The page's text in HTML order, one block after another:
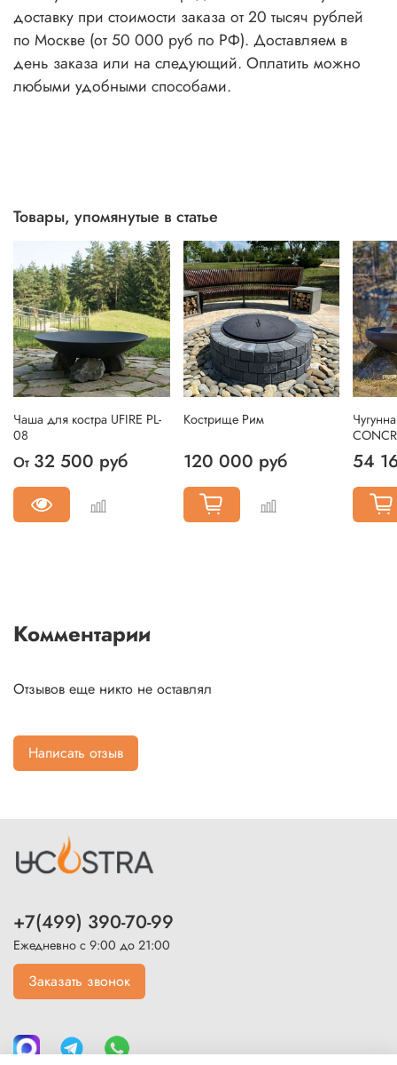
доставку при стоимости заказа от 20 тысяч рублей
по Москве (от 50 000 руб по РФ). Доставляем в
день заказа или на следующий. Оплатить можно
любыми удобными способами.
Товары, упомянутые в статье
Чаша для костра UFIRE PL-
08
От 32 500 руб
Кострище Рим
120 000 руб 54
Комментарии
Отзывов еще никто не оставлял
Написать отзыв
+7(499) 390-70-99
Ежедневно с 9:00 до 21:00
Заказать звонок